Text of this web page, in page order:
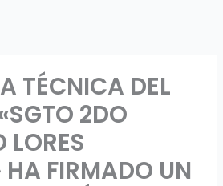
TÉCNICA DEL
2DO
LORES
FIRMADO UN